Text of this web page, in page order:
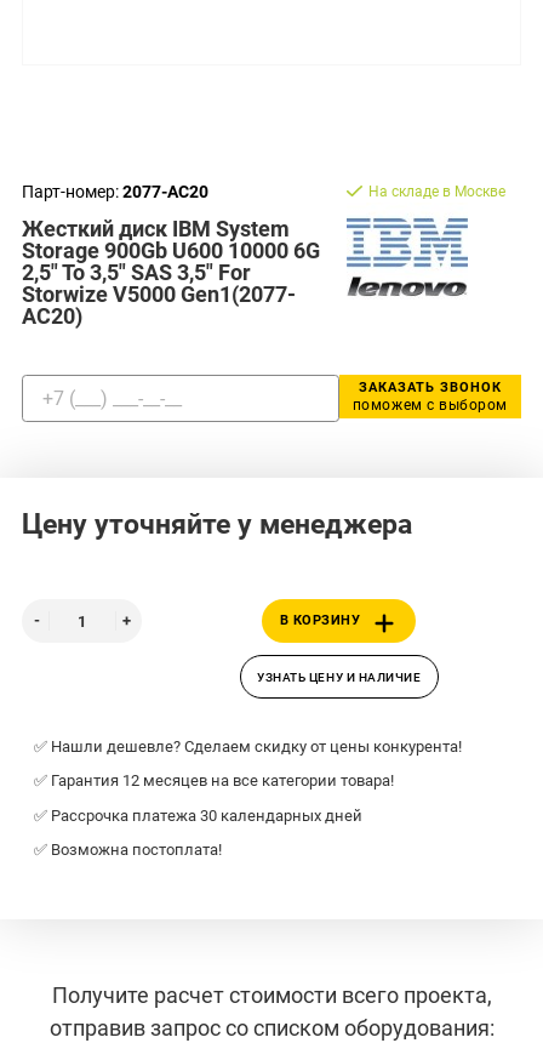
Парт-номер:2077-AC20
Жесткий диск IBM System
Storage 900Gb U600 10000 6G
2,5" To 3,5" SAS 3,5" For
Storwize V5000 Gen1(2077-
AC20)
На складе в Москве
ЗАКАЗАТЬ ЗВОНОК
поможем с выбором
Цену уточняйте у менеджера
В КОРЗИНУ
УЗНАТЬ ЦЕНУ И НАЛИЧИЕ
✅ Нашли дешевле? Сделаем скидку от цены конкурента!
✅ Гарантия 12 месяцев на все категории товара!
✅ Рассрочка платежа 30 календарных дней
✅ Возможна постоплата!
Получите расчет стоимости всего проекта,
отправив запрос со списком оборудования: